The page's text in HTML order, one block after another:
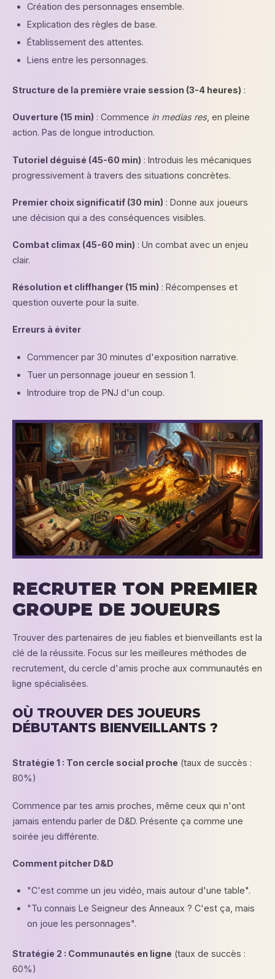
Création des personnages ensemble.
Explication des règles de base.
Établissement des attentes.
Liens entre les personnages.
Structure de la première vraie session (3-4 heures) :
Ouverture (15 min) : Commence in medias res, en pleine
action. Pas de longue introduction.
Tutoriel déguisé (45-60 min) : Introduis les mécaniques
progressivement à travers des situations concrètes.
Premier choix significatif (30 min) : Donne aux joueurs
une décision qui a des conséquences visibles.
Combat climax (45-60 min) : Un combat avec un enjeu
clair.
Résolution et cliffhanger (15 min) : Récompenses et
question ouverte pour la suite.
Erreurs à éviter
Commencer par 30 minutes d'exposition narrative.
Tuer un personnage joueur en session 1.
Introduire trop de PNJ d'un coup.
RECRUTER TON PREMIER
GROUPE DE JOUEURS
Trouver des partenaires de jeu fiables et bienveillants est la
clé de la réussite. Focus sur les meilleures méthodes de
recrutement, du cercle d'amis proche aux communautés en
ligne spécialisées.
OÙ TROUVER DES JOUEURS
DÉBUTANTS BIENVEILLANTS ?
Stratégie 1 : Ton cercle social proche (taux de succès :
80%)
Commence par tes amis proches, même ceux qui n'ont
jamais entendu parler de D&D. Présente ça comme une
soirée jeu différente.
Comment pitcher D&D
"C'est comme un jeu vidéo, mais autour d'une table".
"Tu connais Le Seigneur des Anneaux ? C'est ça, mais
on joue les personnages".
Stratégie 2 : Communautés en ligne (taux de succès :
60%)